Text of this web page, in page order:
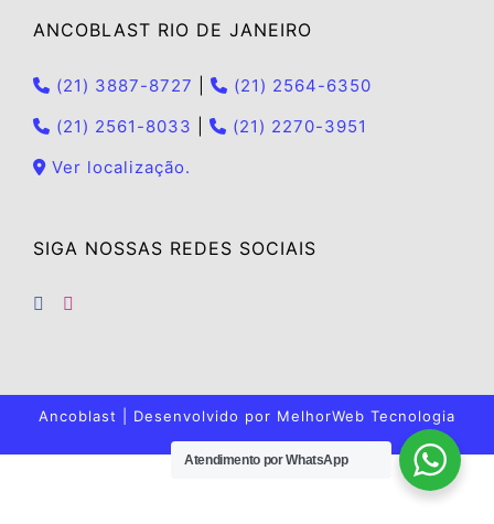
ANCOBLAST RIO DE JANEIRO
(21) 3887-8727
(21) 2564-6350
(21) 2561-8033
(21) 2270-3951
Ver localização.
SIGA NOSSAS REDES SOCIAIS
Ancoblast | Desenvolvido por MelhorWeb Tecnologia
Atendimento por WhatsApp